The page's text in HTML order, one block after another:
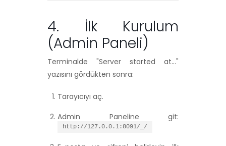
4. İlk Kurulum
(Admin Paneli)
Terminalde "Server started at..."
yazısını gördükten sonra:
Tarayıcıyı aç.
Admin Paneline git:
http://127.0.0.1:8091/_/